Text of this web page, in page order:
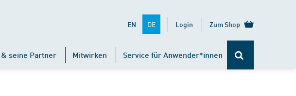
EN DE Login Zum Shop
seine Partner Mitwirken Service für Anwender*innen